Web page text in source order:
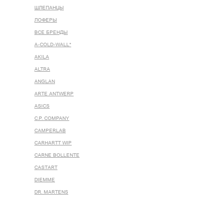
ШЛЕПАНЦЫ
ЛОФЕРЫ
ВСЕ БРЕНДЫ
A-COLD-WALL*
AKILA
ALTRA
ANGLAN
ARTE ANTWERP
ASICS
C.P. COMPANY
CAMPERLAB
CARHARTT WIP
CARNE BOLLENTE
CASTART
DIEMME
DR. MARTENS